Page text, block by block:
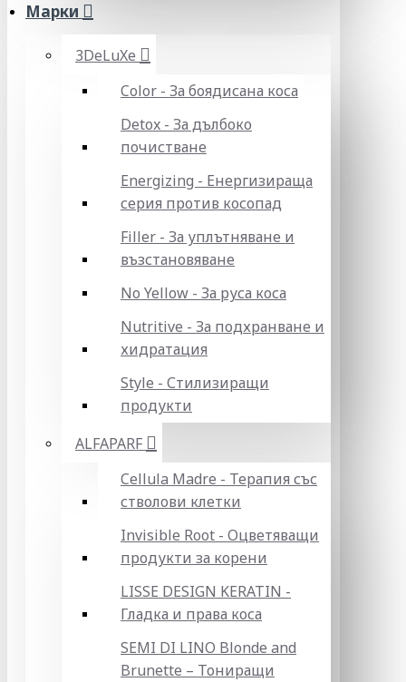
Марки
3DeLuXe
Color - За боядисана коса
Detox - За дълбоко
почистване
Energizing - Енергизираща
серия против косопад
Filler - За уплътняване и
възстановяване
No Yellow - За руса коса
Nutritive - За подхранване и
хидратация
Style - Стилизиращи
продукти
ALFAPARF
Cellula Madre - Терапия със
стволови клетки
Invisible Root - Оцветяващи
продукти за корени
LISSE DESIGN KERATIN -
Гладка и права коса
SEMI DI LINO Blonde and
Brunette – Тониращи